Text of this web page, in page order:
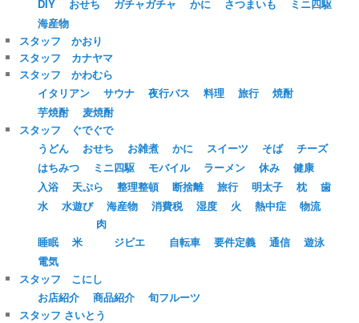
DIY
おせち ガチャガチャ かに さつまいも
ミニ四駆
海産物
スタッフ かおり
スタッフ カナヤマ
スタッフ かわむら
イタリアン
サウナ 夜行バス 料理 旅行
焼酎
芋焼酎
麦焼酎
スタッフ ぐでぐで
うどん
おせち お雑煮 かに スイーツ そば
チーズ
はちみつ
ミニ四駆 モバイル ラーメン 休み
健康
入浴
天ぷら 整理整頓 断捨離 旅行 明太子 枕
歯
水
水遊び 海産物 消費税 湿度 火 熱中症 物流
睡眠 米
肉
ジビエ
自転車 要件定義 通信
遊泳
電気
スタッフ こにし
お店紹介
商品紹介
旬フルーツ
スタッフ さいとう